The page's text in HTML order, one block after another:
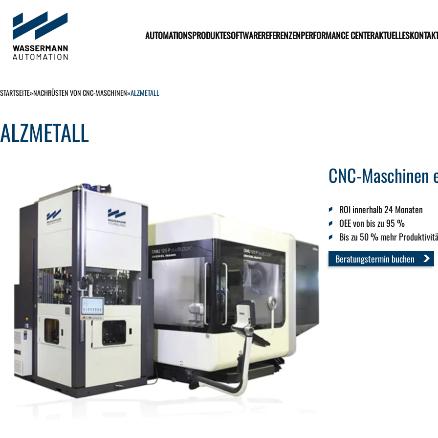
AUTOMATIONSPRODUKTESOFTWAREREFERENZENPERFORMANCE CENTERAKTUELLES
STARTSEITE»NACHRÜSTEN VON CNC-MASCHINEN»ALZMETALL
ALZMETALL
CNC-
ROI innerhalb 24 Monaten
OEE von bis zu 95 %
Bis zu 50 % mehr
Beratungstermin buchen